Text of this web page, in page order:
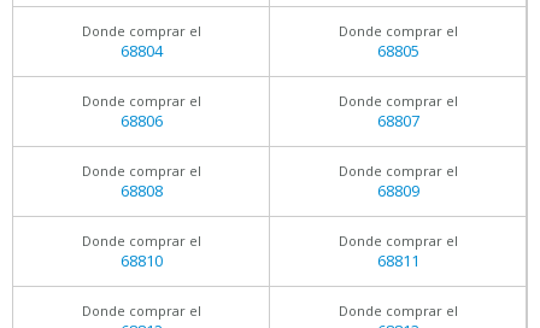
Donde comprar el
68804
Donde comprar el
68805
Donde comprar el
68806
Donde comprar el
68807
Donde comprar el
68808
Donde comprar el
68809
Donde comprar el
68810
Donde comprar el
68811
Donde comprar el Donde comprar el